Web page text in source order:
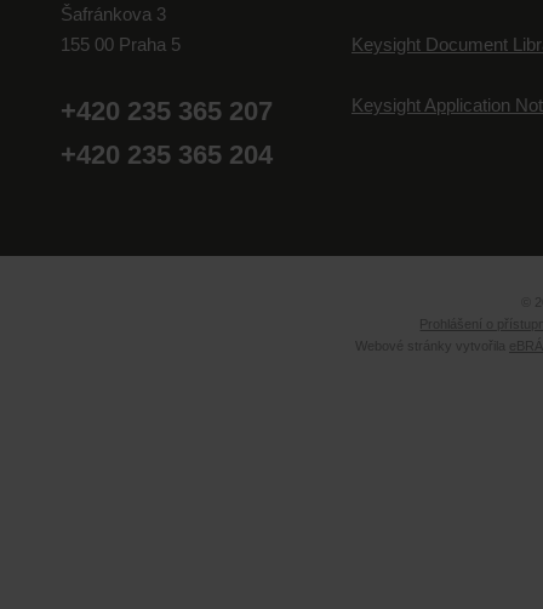
Šafránkova 3
155 00 Praha 5
+420 235 365 207
+420 235 365 204
Keysight Document
Keysight Application
Prohlášení o
Webové stránky vytvořila